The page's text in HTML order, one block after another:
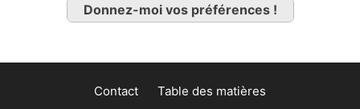
Donnez-moi vos préférences !
Contact Table des matières